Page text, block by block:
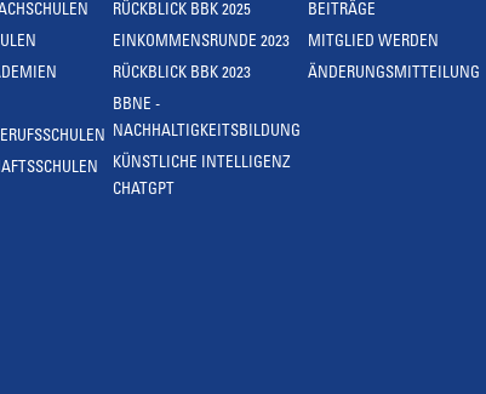
RÜCKBLICK BBK 2025
EINKOMMENSRUNDE 2023
RÜCKBLICK BBK 2023
BBNE -
NACHHALTIGKEITSBILDUNG
KÜNSTLICHE INTELLIGENZ
CHATGPT
BEITRÄGE
MITGLIED WERDEN
ÄNDERUNGSMITTEILUNG